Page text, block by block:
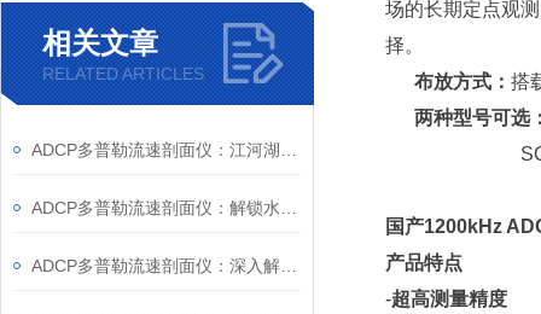
相关文章
RELATED ARTICLES
场的长期定点观
择。
布放方式： 搭
两种型号可选
SCⅡ为自容
国产1200kHz
产品特点
-超高测量精度